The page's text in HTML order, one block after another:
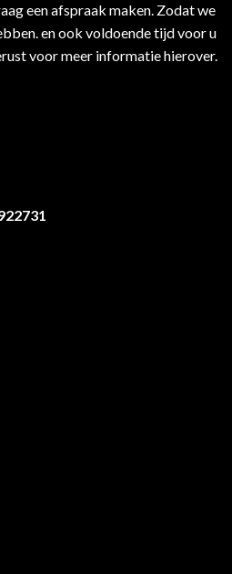
een afspraak maken. Zodat we
en ook voldoende tijd voor u
voor meer informatie hierover.